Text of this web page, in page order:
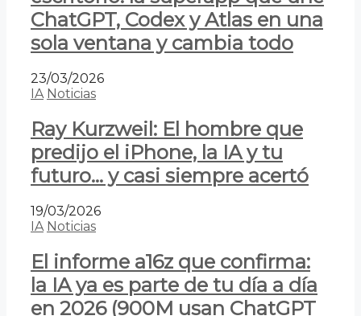
ChatGPT, Codex y Atlas en una
sola ventana y cambia todo
23/03/2026
IA Noticias
Ray Kurzweil: El hombre que
predijo el iPhone, la IA y tu
futuro… y casi siempre acertó
19/03/2026
IA Noticias
El informe a16z que confirma:
la IA ya es parte de tu día a día
en 2026 (900M usan ChatGPT